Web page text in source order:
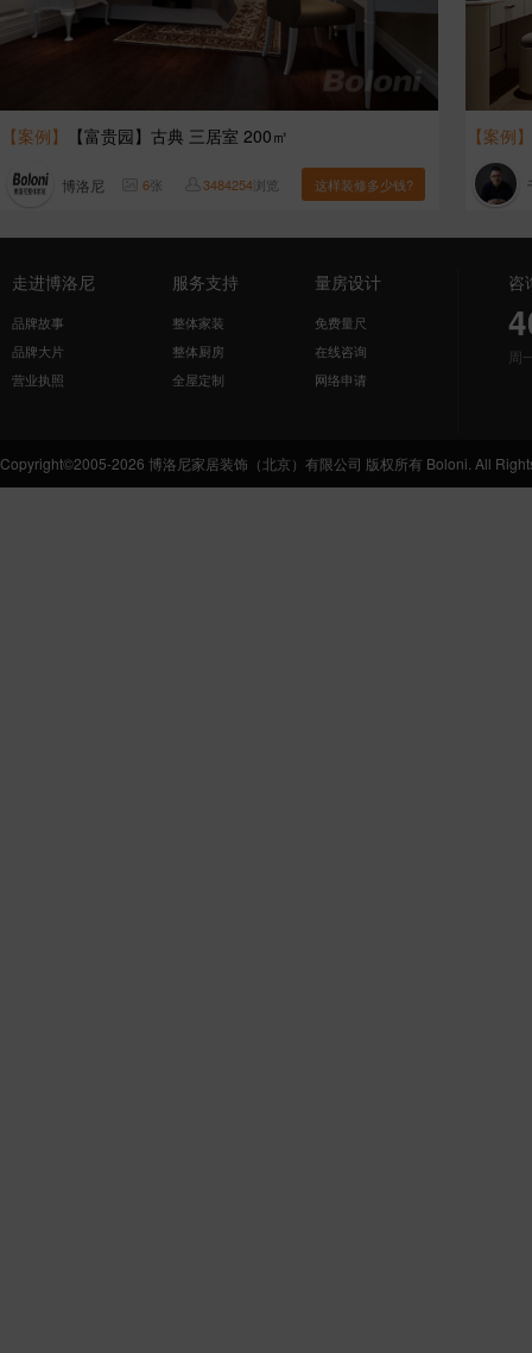
【案例】 【富贵园】古典 三居室 200㎡
博洛尼 6张 3484254浏览 这样装修多少钱?
【案例】
走进博洛尼
品牌故事
品牌大片
营业执照
服务支持
整体家装
整体厨房
全屋定制
量房设计
免费量尺
在线咨询
网络申请
咨
周
Copyright©2005-2026 博洛尼家居装饰（北京）有限公司 版权所有 Boloni. All